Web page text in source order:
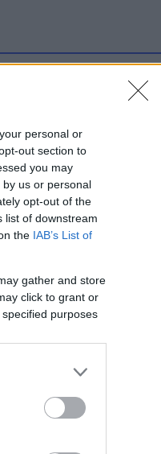
personal or
out section to
you may
us or personal
opt-out of the
list of downstream
the IAB’s List of
gather and store
click to grant or
purposes
η εμμονή με το
πρόβλημα